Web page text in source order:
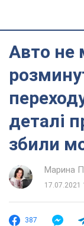
Авто не
деталі
збили
Марина
17.07.2021
387